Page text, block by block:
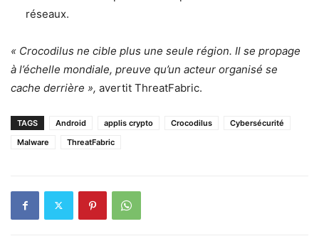
réseaux.
« Crocodilus ne cible plus une seule région. Il se propage
à l’échelle mondiale, preuve qu’un acteur organisé se
cache derrière », avertit ThreatFabric.
TAGS Android applis crypto Crocodilus
Cybersécurité
Malware
ThreatFabric